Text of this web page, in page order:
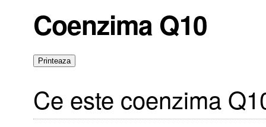
Coenzima Q10
Ce este coenzima